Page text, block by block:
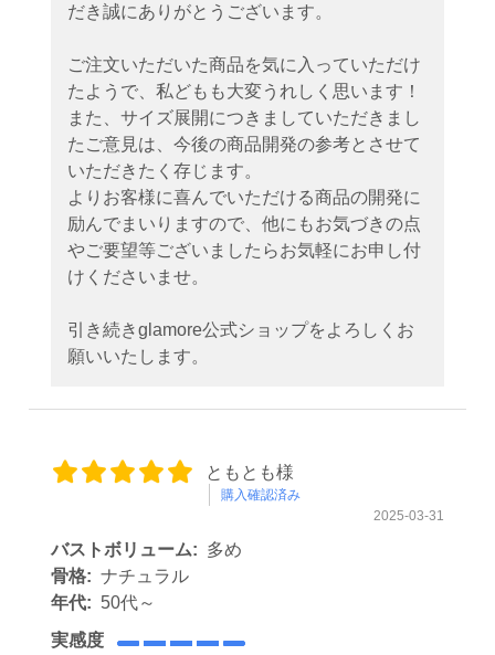
だき誠にありがとうございます。
ご注文いただいた商品を気に入っていただけ
たようで、私どもも大変うれしく思います！
また、サイズ展開につきましていただきまし
たご意見は、今後の商品開発の参考とさせて
いただきたく存じます。
よりお客様に喜んでいただける商品の開発に
励んでまいりますので、他にもお気づきの点
やご要望等ございましたらお気軽にお申し付
けくださいませ。
引き続きglamore公式ショップをよろしくお
願いいたします。
ともとも様
購入確認済み
2025-03-31
バストボリューム: 多め
骨格: ナチュラル
年代: 50代～
実感度